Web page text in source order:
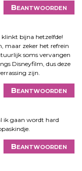
Beantwoorden
klinkt bijna hetzelfde!
maar zeker het refrein
soms vervangen
Disneyfilm, dus deze
zijn.
Beantwoorden
ik gaan wordt hard
Beantwoorden